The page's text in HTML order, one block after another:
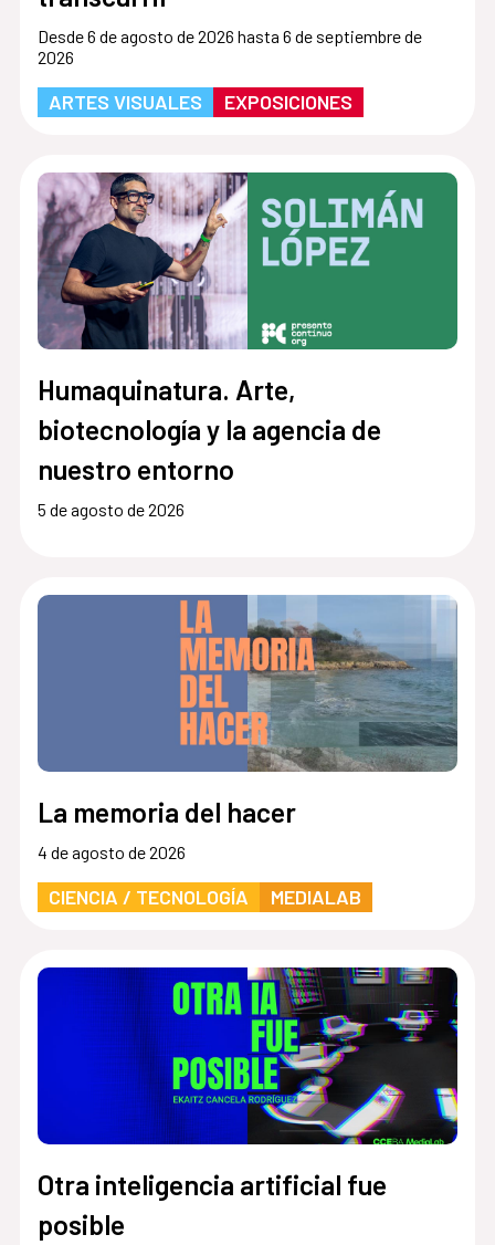
Desde 6 de agosto de 2026 hasta 6 de septiembre de
2026
ARTES VISUALES EXPOSICIONES
Humaquinatura. Arte,
biotecnología y la agencia de
nuestro entorno
5 de agosto de 2026
La memoria del hacer
4 de agosto de 2026
CIENCIA / TECNOLOGÍA MEDIALAB
Otra inteligencia artificial fue
posible